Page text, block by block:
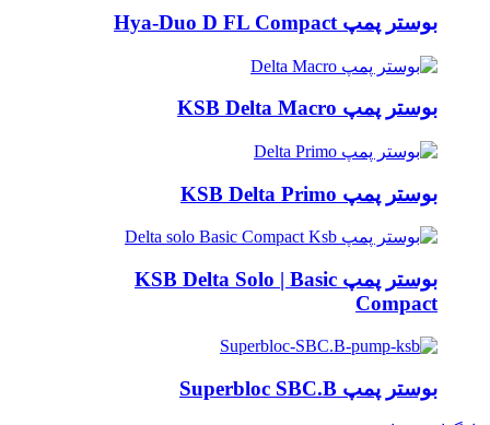
بوستر پمپ Hya-Duo D FL Compact
بوستر پمپ KSB Delta Macro
بوستر پمپ KSB Delta Primo
بوستر پمپ KSB Delta Solo | Basic
Compact
بوستر پمپ Superbloc SBC.B